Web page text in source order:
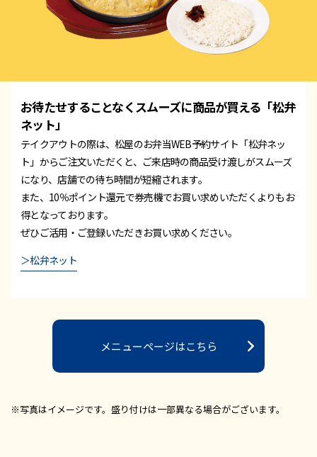
お待たせすることなくスムーズに商品が買える「松弁
ネット」
テイクアウトの際は、松屋のお弁当WEB予約サイト「松弁ネッ
ト」からご注文いただくと、ご来店時の商品受け渡しがスムーズ
になり、店舗での待ち時間が短縮されます。
また、10％ポイント還元で券売機でお買い求めいただくよりもお
得となっております。
ぜひご活用・ご登録いただきお買い求めください。
＞松弁ネット
メニューページはこちら
※写真はイメージです。盛り付けは一部異なる場合がございます。